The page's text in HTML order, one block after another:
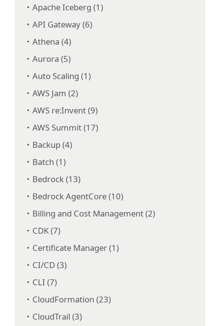
Apache Iceberg (1)
API Gateway (6)
Athena (4)
Aurora (5)
Auto Scaling (1)
AWS Jam (2)
AWS re:Invent (9)
AWS Summit (17)
Backup (4)
Batch (1)
Bedrock (13)
Bedrock AgentCore (10)
Billing and Cost Management (2)
CDK (7)
Certificate Manager (1)
CI/CD (3)
CLI (7)
CloudFormation (23)
CloudTrail (3)